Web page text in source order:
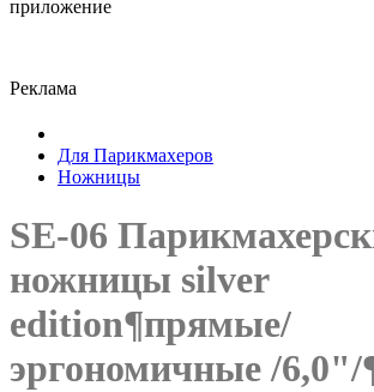
приложение
Реклама
Для Парикмахеров
Ножницы
SE-06
ножницы silver
edition¶прямые/
эргономичные /6,0"/